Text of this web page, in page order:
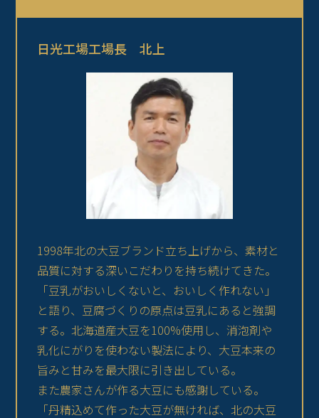
日光工場工場長 北上
1998年北の大豆ブランド立ち上げから、素材と
品質に対する深いこだわりを持ち続けてきた。
「豆乳がおいしくないと、おいしく作れない」
と語り、豆腐づくりの原点は豆乳にあると強調
する。北海道産大豆を100%使用し、消泡剤や
乳化にがりを使わない製法により、大豆本来の
旨みと甘みを最大限に引き出している。
また農家さんが作る大豆にも感謝している。
「丹精込めて作った大豆が無ければ、北の大豆